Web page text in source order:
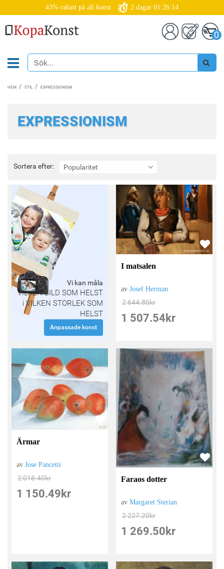
43% rabatt på all konst 2 dagar 01:26:12
0
HEM STIL EXPRESSIONISM
EXPRESSIONISM
Sortera efter: Popularitet
Sortera
efter:
Vi kan måla
VILKEN BILD SOM HELST
i VILKEN STORLEK SOM
HELST
Anpassade konst
I matsalen
avJosef Herman
2 644.80kr
1 507.54 kr
Ärmar
avJose Pancetti
2 018.40kr
1 150.49 kr
Faraos dotter
avMargaret Sterian
2 227.20kr
1 269.50 kr